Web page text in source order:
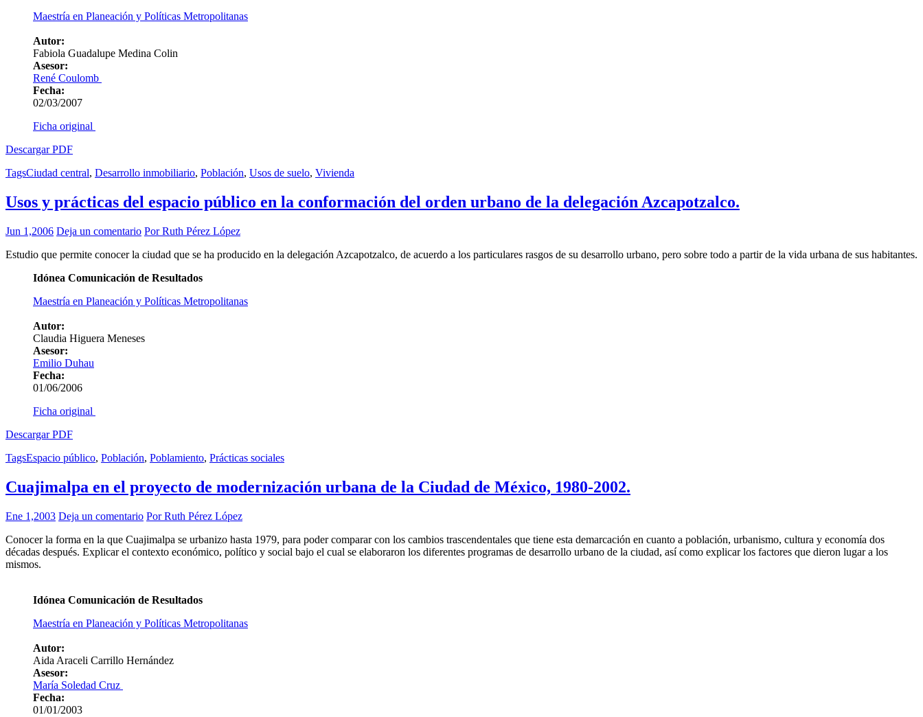
Maestría en Planeación y Políticas Metropolitanas
Autor:
Fabiola Guadalupe Medina Colin
Asesor:
René Coulomb
Fecha:
02/03/2007
Ficha original
Descargar PDF
TagsCiudad central, Desarrollo inmobiliario, Población, Usos de suelo, Vivienda
Usos y prácticas del espacio público en la conformación del orden urbano de la delegación Azcapotzalco.
Jun 1,2006 Deja un comentario Por Ruth Pérez López
Estudio que permite conocer la ciudad que se ha producido en la delegación Azcapotzalco, de acuerdo a los particulares rasgos de su desarrollo urbano, pero sobre todo a partir de la vida urbana de sus habitantes.
Idónea Comunicación de Resultados
Maestría en Planeación y Políticas Metropolitanas
Autor:
Claudia Higuera Meneses
Asesor:
Emilio Duhau
Fecha:
01/06/2006
Ficha original
Descargar PDF
TagsEspacio público, Población, Poblamiento, Prácticas sociales
Cuajimalpa en el proyecto de modernización urbana de la Ciudad de México, 1980-2002.
Ene 1,2003 Deja un comentario Por Ruth Pérez López
Conocer la forma en la que Cuajimalpa se urbanizo hasta 1979, para poder comparar con los cambios trascendentales que tiene esta demarcación en cuanto a población, urbanismo, cultura y economía dos
décadas después. Explicar el contexto económico, político y social bajo el cual se elaboraron los diferentes programas de desarrollo urbano de la ciudad, así como explicar los factores que dieron lugar a los
mismos.
Idónea Comunicación de Resultados
Maestría en Planeación y Políticas Metropolitanas
Autor:
Aida Araceli Carrillo Hernández
Asesor:
María Soledad Cruz
Fecha:
01/01/2003